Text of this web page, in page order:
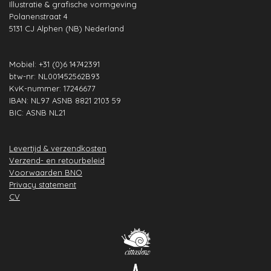
o
r
m
I
Illustratie & grafische vormgeving
Polanenstraat 4
5131 CJ Alphen (NB) Nederland
Mobiel: +31 (0)6 14742391
btw-nr: NL001452562B93
KvK-nummer: 17246677
IBAN: NL97 ASNB 8821 2103 59
BIC: ASNB NL21
Levertijd & verzendkosten
Verzend- en retourbeleid
Voorwaarden BNO
Privacy statement
CV